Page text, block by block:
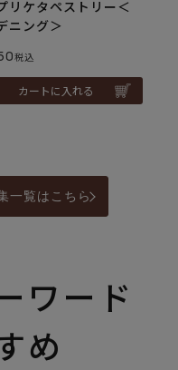
リケタペストリー＜
ニング＞
税込
カートに入れる
一覧はこちら
ワード
め